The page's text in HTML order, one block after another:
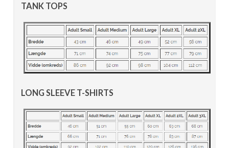
TANK TOPS
LONG SLEEVE T-SHIRTS